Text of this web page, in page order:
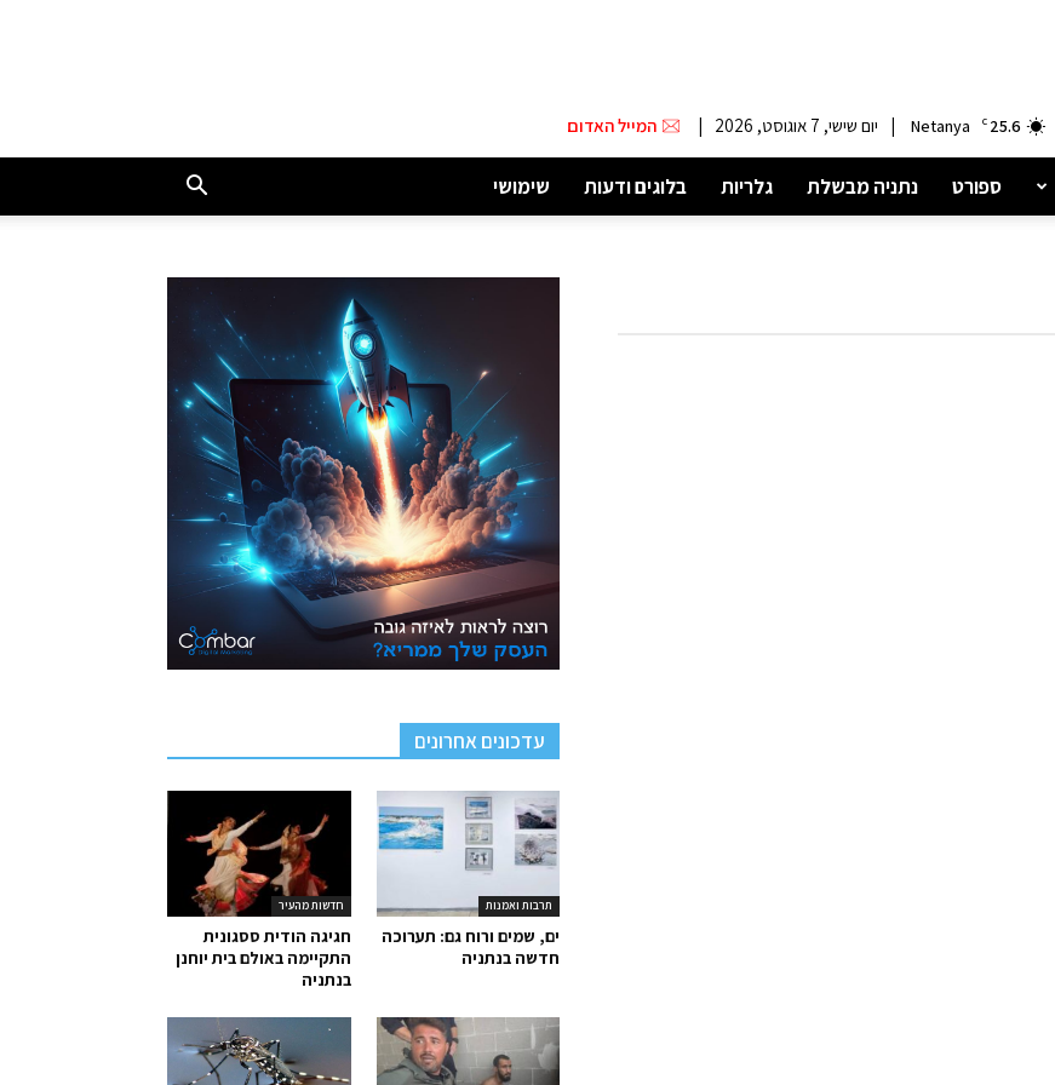
25.6
C
Netanya
| יום שישי, 7 אוגוסט, 2026 | המייל האדום
ספורט נתניה מבשלת גלריות בלוגים ודעות שימושי
עדכונים אחרונים
חדשות מהעיר
חגיגה הודית ססגונית
התקיימה באולם בית יוחנן
בנתניה
תרבות ואמנות
ים, שמים ורוח גם: תערוכה
חדשה בנתניה